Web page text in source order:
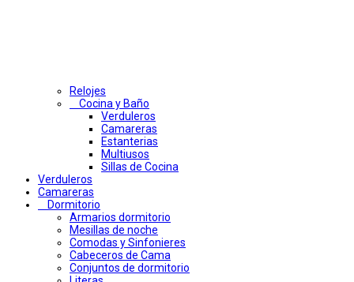
Relojes
Cocina y Baño
Verduleros
Camareras
Estanterias
Multiusos
Sillas de Cocina
Verduleros
Camareras
Dormitorio
Armarios dormitorio
Mesillas de noche
Comodas y Sinfonieres
Cabeceros de Cama
Conjuntos de dormitorio